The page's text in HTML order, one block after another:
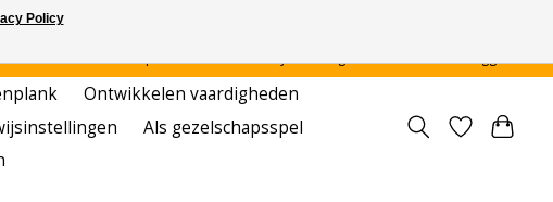
Ontwikkelen vaardigheden
Als gezelschapsspel
Policy